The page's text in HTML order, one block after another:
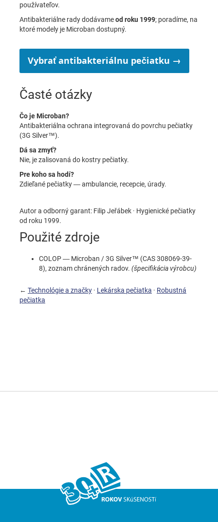
používateľov.
Antibakteriálne rady dodávameod roku 1999; poradíme, na
ktoré modely je Microban dostupný.
Vybrať antibakteriálnu pečiatku →
Časté otázky
Čo je Microban?
Antibakteriálna ochrana integrovaná do povrchu pečiatky
(3G Silver™).
Dá sa zmyť?
Nie, je zalisovaná do kostry pečiatky.
Pre koho sa hodí?
Zdieľané pečiatky — ambulancie, recepcie, úrady.
Autor a odborný garant: Filip Jeřábek · Hygienické pečiatky
od roku 1999.
Použité zdroje
COLOP — Microban / 3G Silver™ (CAS 308069-39-
8), zoznam chránených radov. (špecifikácia výrobcu)
← Technológie a značky · Lekárska pečiatka · Robustná
pečiatka